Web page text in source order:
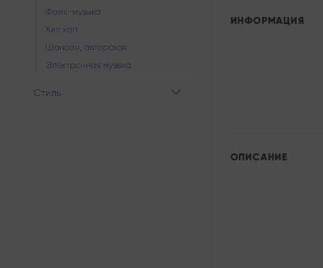
Фолк-музыка
Хип хоп
Шансон, авторская
Электронная музыка
Стиль
ИНФОРМАЦИЯ
ОПИСАНИЕ